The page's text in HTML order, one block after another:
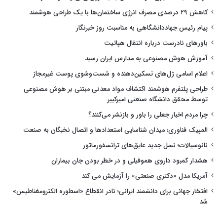
کاهش ۲۹ درصدی مصرف انرژی ساختمان‌ها با یک طراحی هوشمند
پیام رئیس جهاددانشگاهی به مناسبت روز خبرنگار
باورهای نادرست درباره انتقال هپاتیت
آموزش هوش مصنوعی به مدارس ایران رسید
اعلام اسامی ژل‌های تسکین‌دهنده و شست‌وشوی پوست غیرمجاز
طراحی پلتفرم هوشمند اکتشاف مواد معدنی مبتنی بر هوش مصنوعی
توسط محقق دانشگاه صنعتی امیرکبیر
چرا مردم اخبار جعلی را باور و بازنشر می‌کنند؟
المپیک فناوری؛ میدان شناسایی استعدادها و اتصال نخبگان به صنعت
نانوسیالات؛ نسل جدید عایق‌های ترانسفورماتور
هشدار کمبود داروی هموفیلی و در خطر بودن جان بیماران
آمریکا مدل «دکتری صنعتی» را آزمایش می کند
افتخار جهانی برای دانشمند ایرانی؛ نادر انقطاع «اسطوره الکترومغناطیس»
شد